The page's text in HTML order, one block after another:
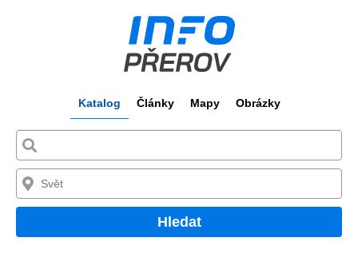
Katalog Články Mapy Obrázky
Hledat